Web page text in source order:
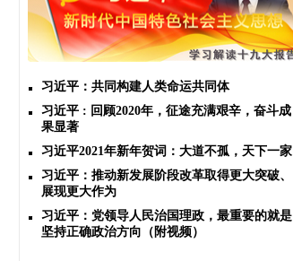
习近平：共同构建人类命运共同体
习近平 : 回顾2020年，征途充满艰辛，奋斗成
果显著
习近平2021年新年贺词：大道不孤，天下一家
习近平：推动新发展阶段改革取得更大突破、
展现更大作为
习近平：党领导人民治国理政，最重要的就是
坚持正确政治方向（附视频）